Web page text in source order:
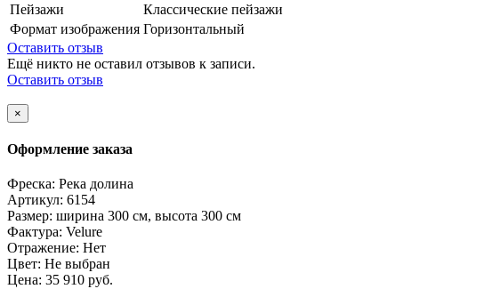
Пейзажи
Классические пейзажи
Формат изображения Горизонтальный
Оставить отзыв
Ещё никто не оставил отзывов к записи.
Оставить отзыв
×
Оформление заказа
Фреска: Река долина
Артикул: 6154
Размер: ширина 300 см, высота 300 см
Фактура: Velure
Отражение: Нет
Цвет: Не выбран
Цена: 35 910 руб.